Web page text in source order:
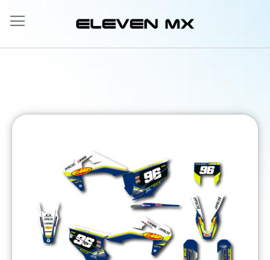
au
contenu